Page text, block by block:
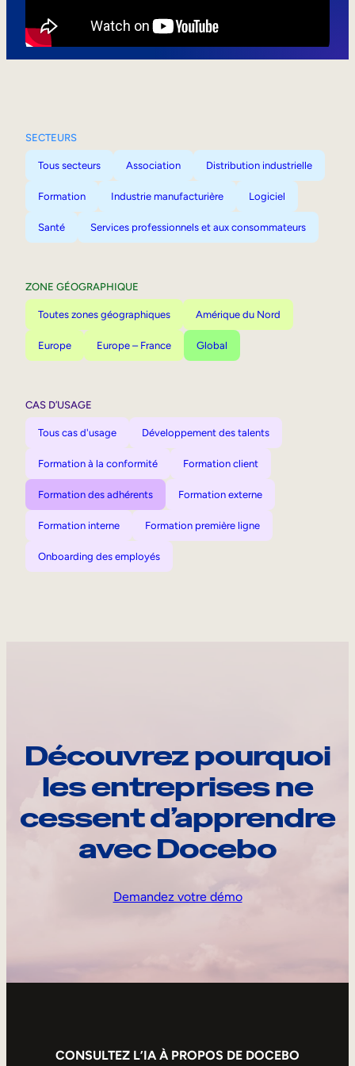
SECTEURS
Tous secteurs Association Distribution industrielle
Formation Industrie manufacturière Logiciel
Santé Services professionnels et aux consommateurs
ZONE GÉOGRAPHIQUE
Toutes zones géographiques Amérique du Nord
Europe Europe – France Global
CAS D’USAGE
Tous cas d'usage Développement des talents
Formation à la conformité Formation client
Formation des adhérents Formation externe
Formation interne Formation première ligne
Onboarding des employés
Découvrez pourquoi
les entreprises ne
cessent d’apprendre
avec Docebo
Demandez votre démo
CONSULTEZ L’IA À PROPOS DE DOCEBO